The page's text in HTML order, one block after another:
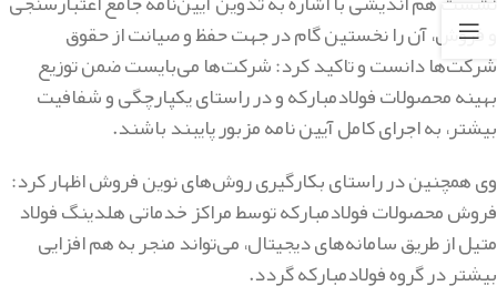
و فروش، آن را نخستین گام در جهت حفظ و صیانت از حقوق
شرکت‌ها دانست و تاکید کرد: شرکت‌ها می‌بایست ضمن توزیع
بهینه محصولات فولادمبارکه و در راستای یکپارچگی و شفافیت
بیشتر، به اجرای کامل آیین نامه مزبور پایبند باشند.
وی همچنین در راستای بکارگیری روش‌های نوین فروش اظهار کرد:
فروش محصولات فولادمبارکه توسط مراکز خدماتی هلدینگ فولاد
متیل از طریق سامانه‌های دیجیتال، می‌تواند منجر به هم افزایی
بیشتر در گروه فولادمبارکه گردد.